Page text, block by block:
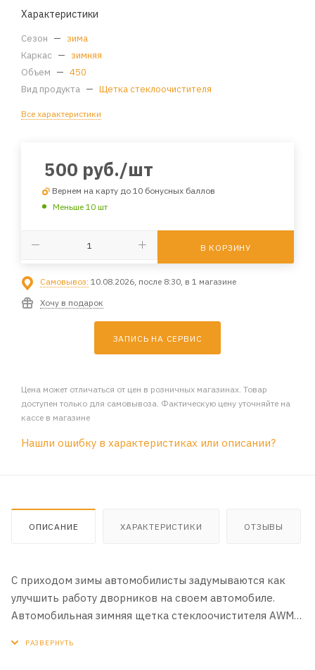
Характеристики
Сезон — зима
Каркас — зимняя
Объем — 450
Вид продукта — Щетка стеклоочистителя
Все характеристики
500 руб./шт
Вернем на карту до 10 бонусных баллов
Меньше 10 шт
В КОРЗИНУ
Самовывоз: 10.08.2026, после 8:30, в 1 магазине
Хочу в подарок
ЗАПИСЬ НА СЕРВИС
Цена может отличаться от цен в розничных магазинах. Товар
доступен только для самовывоза. Фактическую цену уточняйте на
кассе в магазине
Нашли ошибку в характеристиках или описании?
ОПИСАНИЕ ХАРАКТЕРИСТИКИ ОТЗЫВЫ
C приходом зимы автомобилисты задумываются как
улучшить работу дворников на своем автомобиле.
Автомобильная зимняя щетка стеклоочистителя AWM